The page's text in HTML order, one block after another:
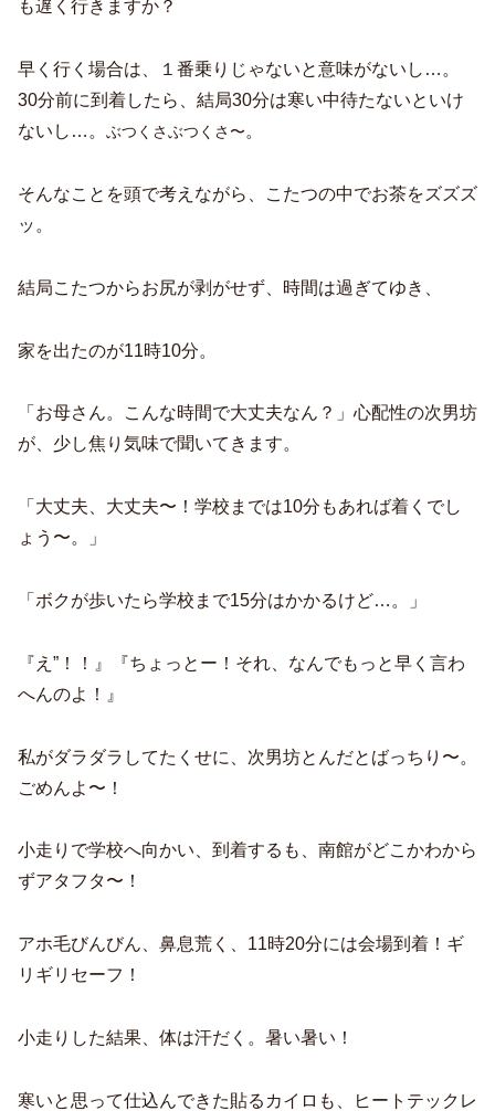
も遅く行きますか？
早く行く場合は、１番乗りじゃないと意味がないし…。
30分前に到着したら、結局30分は寒い中待たないといけ
ないし…。 ぶつくさぶつくさ〜。
そんなことを頭で考えながら、こたつの中でお茶をズズズ
ッ。
結局こたつからお尻が剥がせず、時間は過ぎてゆき、
家を出たのが11時10分。
「お母さん。こんな時間で大丈夫なん？」心配性の次男坊
が、少し焦り気味で聞いてきます。
「大丈夫、大丈夫〜！学校までは10分もあれば着くでし
ょう〜。」
「ボクが歩いたら学校まで15分はかかるけど…。」
『え”！！』『ちょっとー！それ、なんでもっと早く言わ
へんのよ！』
私がダラダラしてたくせに、次男坊とんだとばっちり〜。
ごめんよ〜！
小走りで学校へ向かい、到着するも、南館がどこかわから
ずアタフタ〜！
アホ毛びんびん、鼻息荒く、11時20分には会場到着！ギ
リギリセーフ！
小走りした結果、体は汗だく。暑い暑い！
寒いと思って仕込んできた貼るカイロも、ヒートテックレ